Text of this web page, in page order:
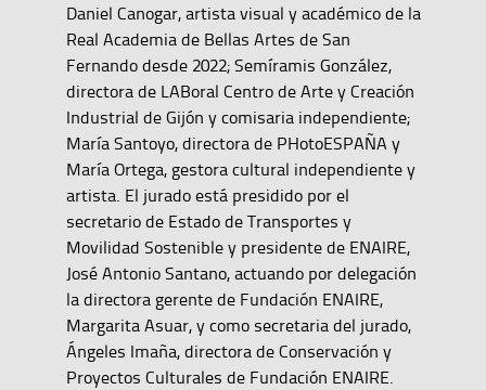
Daniel Canogar, artista visual y académico de la
Real Academia de Bellas Artes de San
Fernando desde 2022; Semíramis González,
directora de LABoral Centro de Arte y Creación
Industrial de Gijón y comisaria independiente;
María Santoyo, directora de PHotoESPAÑA y
María Ortega, gestora cultural independiente y
artista. El jurado está presidido por el
secretario de Estado de Transportes y
Movilidad Sostenible y presidente de ENAIRE,
José Antonio Santano, actuando por delegación
la directora gerente de Fundación ENAIRE,
Margarita Asuar, y como secretaria del jurado,
Ángeles Imaña, directora de Conservación y
Proyectos Culturales de Fundación ENAIRE.